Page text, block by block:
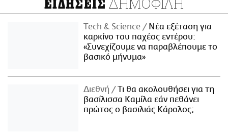
ΕΙΔΗΣΕΙΣ
Τech & Science
Νέα εξέταση για
καρκίνο του παχέος εντέρου:
«Συνεχίζουμε να παραβλέπουμε το
βασικό μήνυμα»
Διεθνή
Τι θα ακολουθήσει για τη
βασίλισσα Καμίλα εάν πεθάνει
πρώτος ο βασιλιάς Κάρολος;